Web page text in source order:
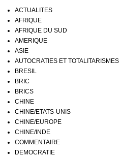
ACTUALITES
AFRIQUE
AFRIQUE DU SUD
AMERIQUE
ASIE
AUTOCRATIES ET TOTALITARISMES
BRESIL
BRIC
BRICS
CHINE
CHINE/ETATS-UNIS
CHINE/EUROPE
CHINE/INDE
COMMENTAIRE
DEMOCRATIE